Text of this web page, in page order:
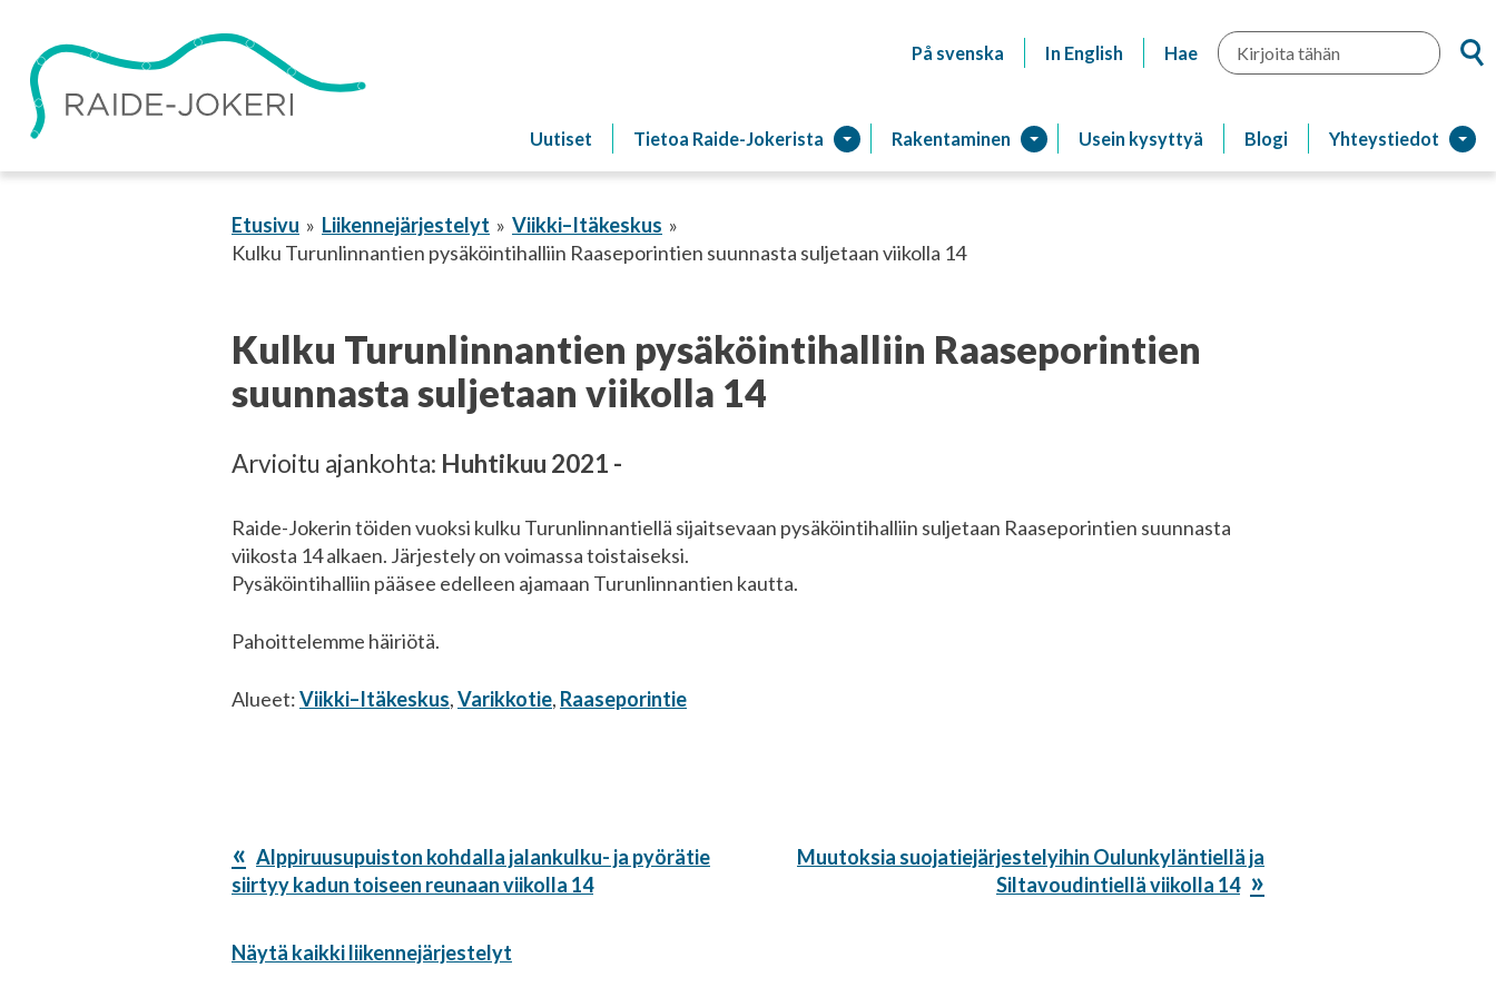
sisältöön
På svenska In English Hae Hae
Uutiset Tietoa Raide-Jokerista Raitiotien
Rakentaminen Usein kysyttyä Blogi Yhteystiedot
Etusivu Liikennejärjestelyt
Viikki–Itäkeskus
Kulku Turunlinnantien pysäköintihalliin Raaseporintien suunnasta suljetaan viikolla 14
Kulku Turunlinnantien pysäköintihalliin Raaseporintien
suunnasta suljetaan viikolla 14
Arvioitu ajankohta: Huhtikuu 2021 -
Raide-Jokerin töiden vuoksi kulku Turunlinnantiellä sijaitsevaan pysäköintihalliin suljetaan Raaseporintien suunnasta
viikosta 14 alkaen. Järjestely on voimassa toistaiseksi.
Pysäköintihalliin pääsee edelleen ajamaan Turunlinnantien kautta.
Pahoittelemme häiriötä.
Alueet:Viikki–Itäkeskus,Varikkotie, Raaseporintie
Edellinen
artikkeli:
Alppiruusupuiston kohdalla jalankulku- ja pyörätie
siirtyy kadun toiseen reunaan viikolla 14
Seuraava
Muutoksia suojatiejärjestelyihin Oulunkyläntiellä ja
Siltavoudintiellä viikolla 14
Näytä kaikki liikennejärjestelyt